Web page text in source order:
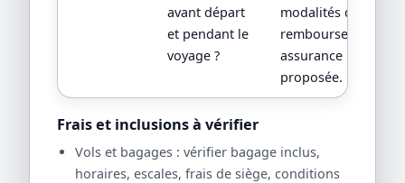
avant départ
et pendant le
voyage ?
modalités de
remboursement,
assurance
proposée.
Frais et inclusions à vérifier
Vols et bagages : vérifier bagage inclus,
horaires, escales, frais de siège, conditions